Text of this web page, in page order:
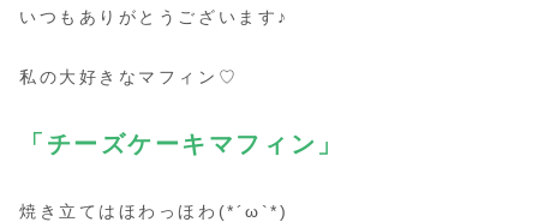
いつもありがとうございます♪
私の大好きなマフィン♡
「チーズケーキマフィン」
焼き立てはほわっほわ(*´ω`*)